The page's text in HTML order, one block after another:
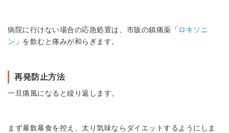
病院に行けない場合の応急処置は、市販の鎮痛薬「 ロキソニ
ン 」を飲むと痛みが和らぎます。
再発防止方法
一旦痛風になると繰り返します。
まず暴飲暴食を控え、太り気味ならダイエットするようにしま